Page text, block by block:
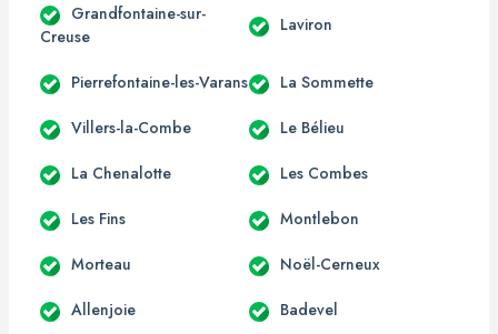
Grandfontaine-sur-
Creuse
Laviron
Pierrefontaine-les-Varans La Sommette
Villers-la-Combe Le Bélieu
La Chenalotte Les Combes
Les Fins Montlebon
Morteau Noël-Cerneux
Allenjoie Badevel